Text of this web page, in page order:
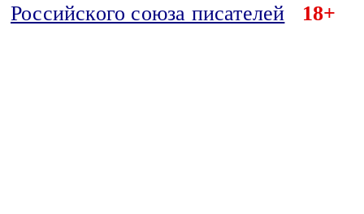
Российского союза писателей
18+